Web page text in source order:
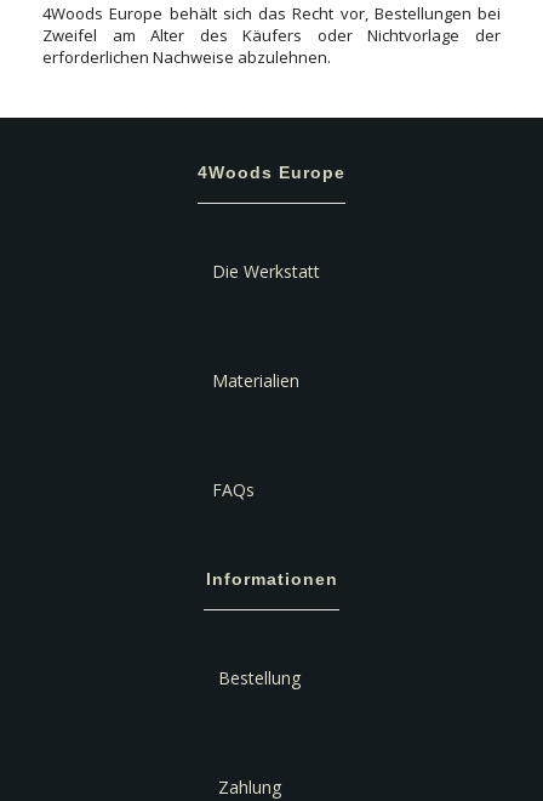
4Woods Europe behält sich das Recht vor, Bestellungen bei
Zweifel am Alter des Käufers oder Nichtvorlage der
erforderlichen Nachweise abzulehnen.
4Woods Europe
Die Werkstatt
Materialien
FAQs
Informationen
Bestellung
Zahlung